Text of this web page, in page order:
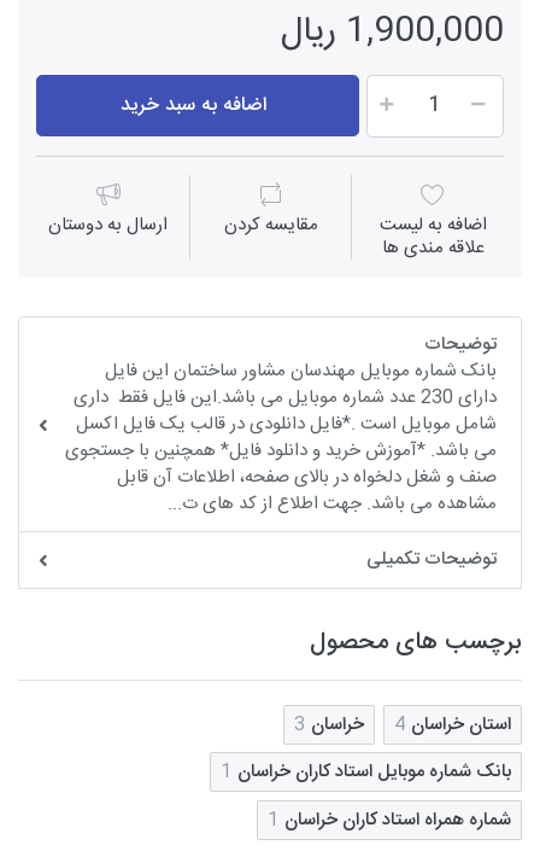
1,900,000 ریال
اضافه به سبد خرید
اضافه به لیست
علاقه مندی ها
مقايسه كردن ارسال به دوستان
توضیحات
بانک شماره موبایل مهندسان مشاور ساختمان این فایل
دارای 230 عدد شماره موبایل می باشد.این فایل فقط داری
شامل موبایل است .*فایل دانلودی در قالب یک فایل اکسل
می باشد. *آموزش خرید و دانلود فایل* همچنین با جستجوی
صنف و شغل دلخواه در بالای صفحه، اطلاعات آن قابل
مشاهده می باشد. جهت اطلاع از کد های ت...
توضیحات تکمیلی
برچسب های محصول
استان خراسان 4 خراسان 3
بانک شماره موبایل استاد کاران خراسان 1
شماره همراه استاد کاران خراسان 1